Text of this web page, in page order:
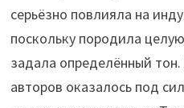
серьёзно повлияла на
поскольку породила
задала определённый
авторов оказалось под